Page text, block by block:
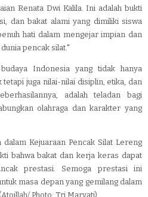
Renata Dwi Kalila. Ini adalah bukti
dan bakat alami yang dimiliki siswa
hati dalam mengejar impian dan
pencak silat."
Indonesia yang tidak hanya
juga nilai-nilai disiplin, etika, dan
adalah teladan bagi
olahraga dan karakter yang
Kejuaraan Pencak Silat Lereng
bahwa bakat dan kerja keras dapat
prestasi. Semoga prestasi ini
masa depan yang gemilang dalam
Photo: Tri Maryati)